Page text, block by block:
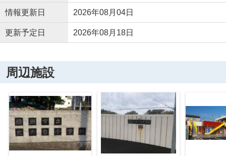
情報更新日 2026年08月04日
更新予定日 2026年08月18日
周辺施設